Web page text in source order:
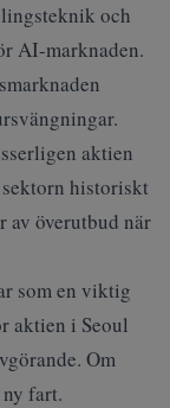
och
AI-marknaden.
aktien
historiskt
av överutbud när
som en viktig
aktien i Seoul
Om
fart.